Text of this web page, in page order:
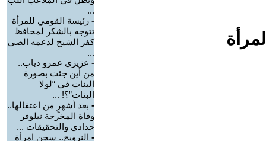
...
- رئيسة القومي للمرأة
تتوجه بالشكر لمحافظ
كفر الشيخ لدعمه الصي
...
- عزيزي عمرو دياب..
من أين جئت بصورة
البنات في “لولا
البنات”؟! ...
- بعد أشهرٍ من اعتقالها..
وفاة المخرجة نيلوفر
حدادي والتحقيقات ...
- النرويج.. سجن امرأة